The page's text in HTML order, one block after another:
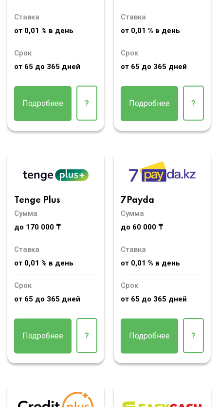
Ставка
от 0,01 % в день
Срок
от 65 до 365 дней
Подробнее ?
Ставка
от 0,01 % в день
Срок
от 65 до 365 дней
Подробнее ?
Tenge Plus
Сумма
до 170 000 ₸
Ставка
от 0,01 % в день
Срок
от 65 до 365 дней
Подробнее ?
7Payda
Сумма
до 60 000 ₸
Ставка
от 0,01 % в день
Срок
от 65 до 365 дней
Подробнее ?